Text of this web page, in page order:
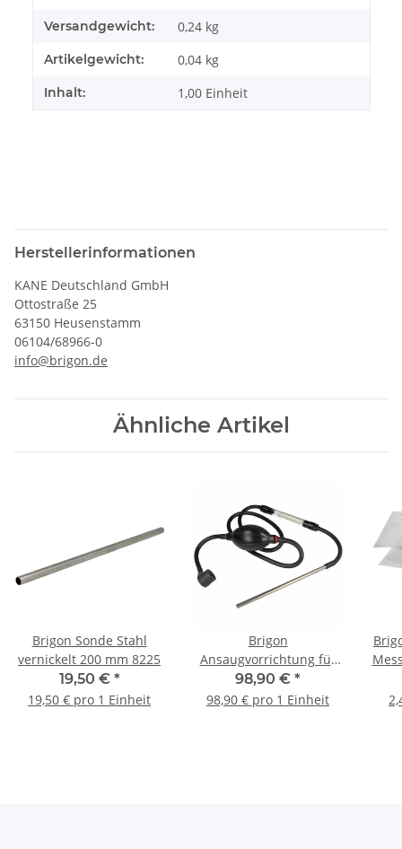
Versandgewicht: 0,24 kg
Artikelgewicht: 0,04 kg
Inhalt: 1,00 Einheit
Herstellerinformationen
KANE Deutschland GmbH
Ottostraße 25
63150 Heusenstamm
06104/68966-0
info@brigon.de
Ähnliche Artikel
Brigon Sonde Stahl
vernickelt 200 mm 8225
19,50 € *
19,50 € pro 1 Einheit
Brigon
Ansaugvorrichtung für
CO2-Indicator 4150
98,90 € *
98,90 € pro 1 Einheit